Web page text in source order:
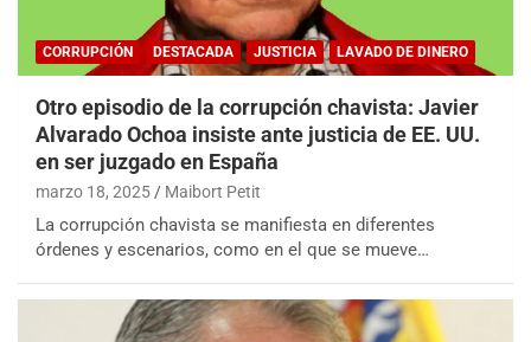
CORRUPCIÓN DESTACADA JUSTICIA LAVADO DE DINERO
Otro episodio de la corrupción chavista: Javier
Alvarado Ochoa insiste ante justicia de EE. UU.
en ser juzgado en España
marzo 18, 2025 Maibort Petit
La corrupción chavista se manifiesta en diferentes
órdenes y escenarios, como en el que se mueve…